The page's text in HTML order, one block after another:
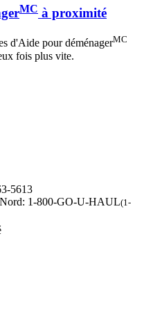
MC à proximité
d'Aide pour déménagerMC
fois plus vite.
5613
1-800-GO-U-HAUL(1-